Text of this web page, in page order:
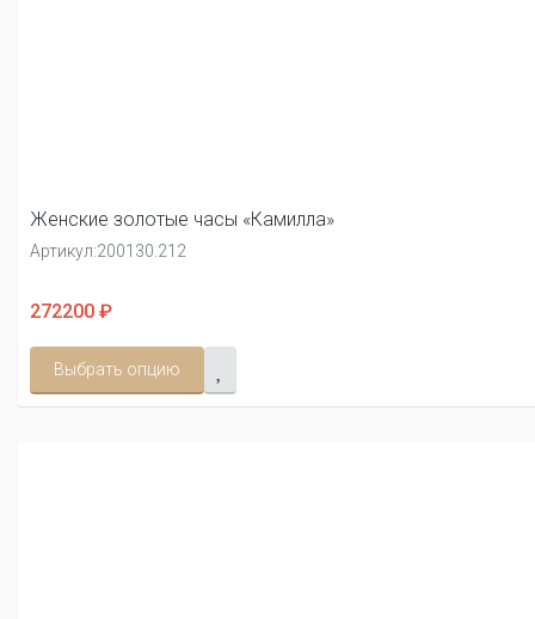
Женские золотые часы «Камилла»
Артикул:200130.212
272200 ₽
Выбрать опцию